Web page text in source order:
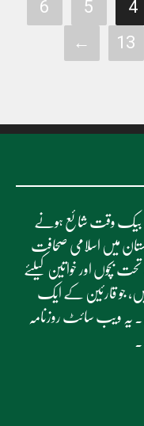
4
5
6
13
←
شہروں سے بیک وقت شائع ہونے
میں اسلامی صحافت
بچوں اور خواتین کیلئے
جو قارئین کے ایک
یہ ویب سائٹ روزنامہ